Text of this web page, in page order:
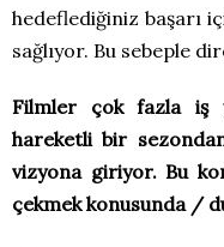
hedeflediğiniz başarı
sağlıyor. Bu sebeple
Filmler çok fazla iş
hareketli bir
vizyona giriyor. Bu
çekmek konusunda /